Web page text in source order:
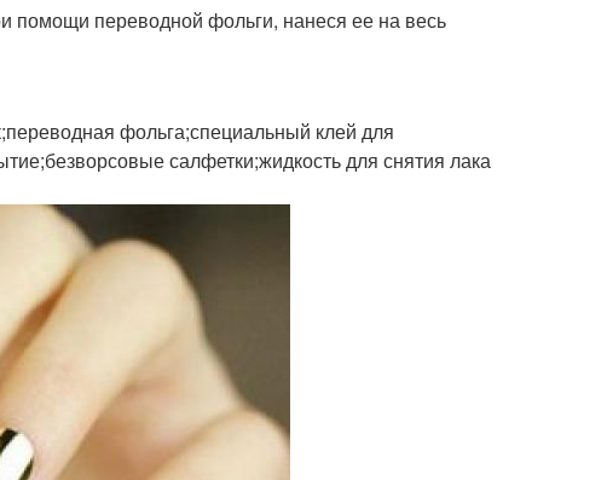
помощи переводной фольги, нанеся ее на весь
фольга;специальный клей для
салфетки;жидкость для снятия лака